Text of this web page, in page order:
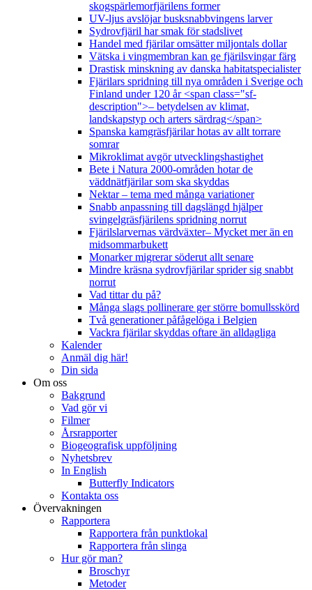
skogspärlemorfjärilens former
UV-ljus avslöjar busksnabbvingens larver
Sydrovfjäril har smak för stadslivet
Handel med fjärilar omsätter miljontals dollar
Vätska i vingmembran kan ge fjärilsvingar färg
Drastisk minskning av danska habitatspecialister
Fjärilars spridning till nya områden i Sverige och
Finland under 120 år <span class="sf-
description">– betydelsen av klimat,
landskapstyp och arters särdrag</span>
Spanska kamgräsfjärilar hotas av allt torrare
somrar
Mikroklimat avgör utvecklingshastighet
Bete i Natura 2000-områden hotar de
väddnätfjärilar som ska skyddas
Nektar – tema med många variationer
Snabb anpassning till dagslängd hjälper
svingelgräsfjärilens spridning norrut
Fjärilslarvernas värdväxter– Mycket mer än en
midsommarbukett
Monarker migrerar söderut allt senare
Mindre kräsna sydrovfjärilar sprider sig snabbt
norrut
Vad tittar du på?
Många slags pollinerare ger större bomullsskörd
Två generationer påfågelöga i Belgien
Vackra fjärilar skyddas oftare än alldagliga
Kalender
Anmäl dig här!
Din sida
Om oss
Bakgrund
Vad gör vi
Filmer
Årsrapporter
Biogeografisk uppföljning
Nyhetsbrev
In English
Butterfly Indicators
Kontakta oss
Övervakningen
Rapportera
Rapportera från punktlokal
Rapportera från slinga
Hur gör man?
Broschyr
Metoder